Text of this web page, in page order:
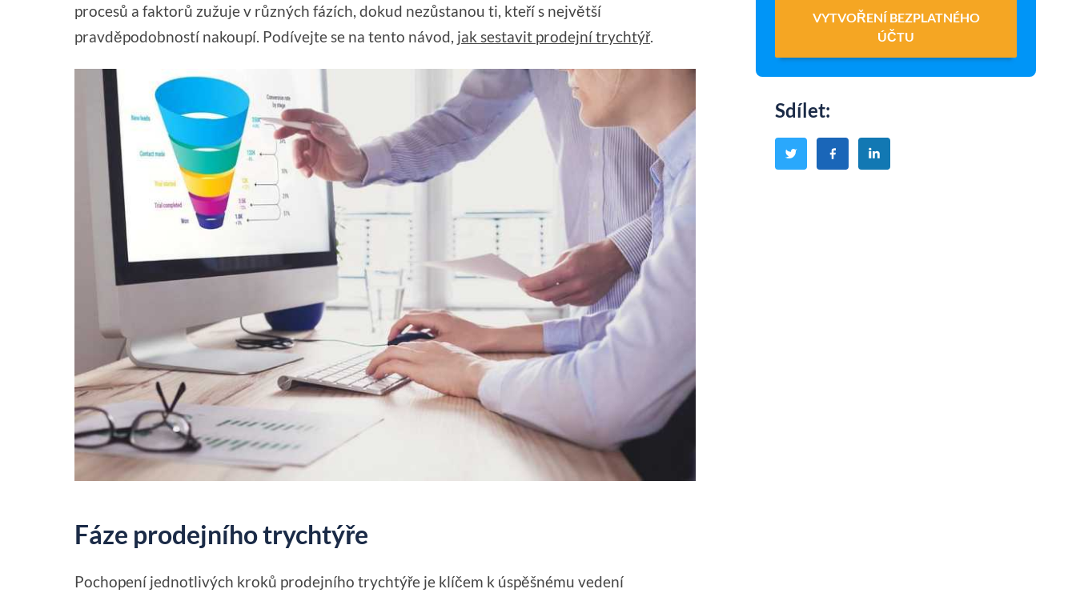
procesů a faktorů zužuje v různých fázích, dokud nezůstanou ti, kteří s největší
pravděpodobností nakoupí. Podívejte se na tento návod, jak sestavit prodejní trychtýř.
Fáze prodejního trychtýře
Pochopení jednotlivých kroků prodejního trychtýře je klíčem k úspěšnému vedení
VYTVOŘENÍ BEZPLATNÉHO
ÚČTU
Sdílet: